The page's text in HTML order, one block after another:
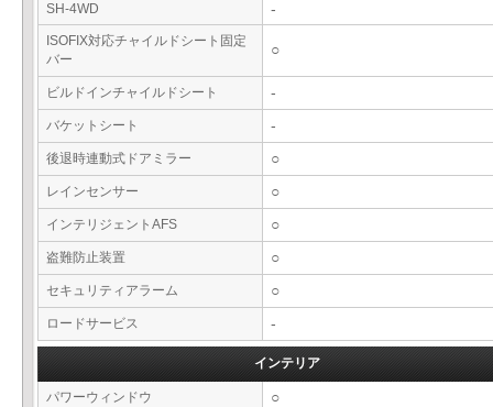
SH-4WD -
ISOFIX対応チャイルドシート固定
バー
○
ビルドインチャイルドシート -
バケットシート -
後退時連動式ドアミラー ○
レインセンサー ○
インテリジェントAFS ○
盗難防止装置 ○
セキュリティアラーム ○
ロードサービス -
インテリア
パワーウィンドウ ○